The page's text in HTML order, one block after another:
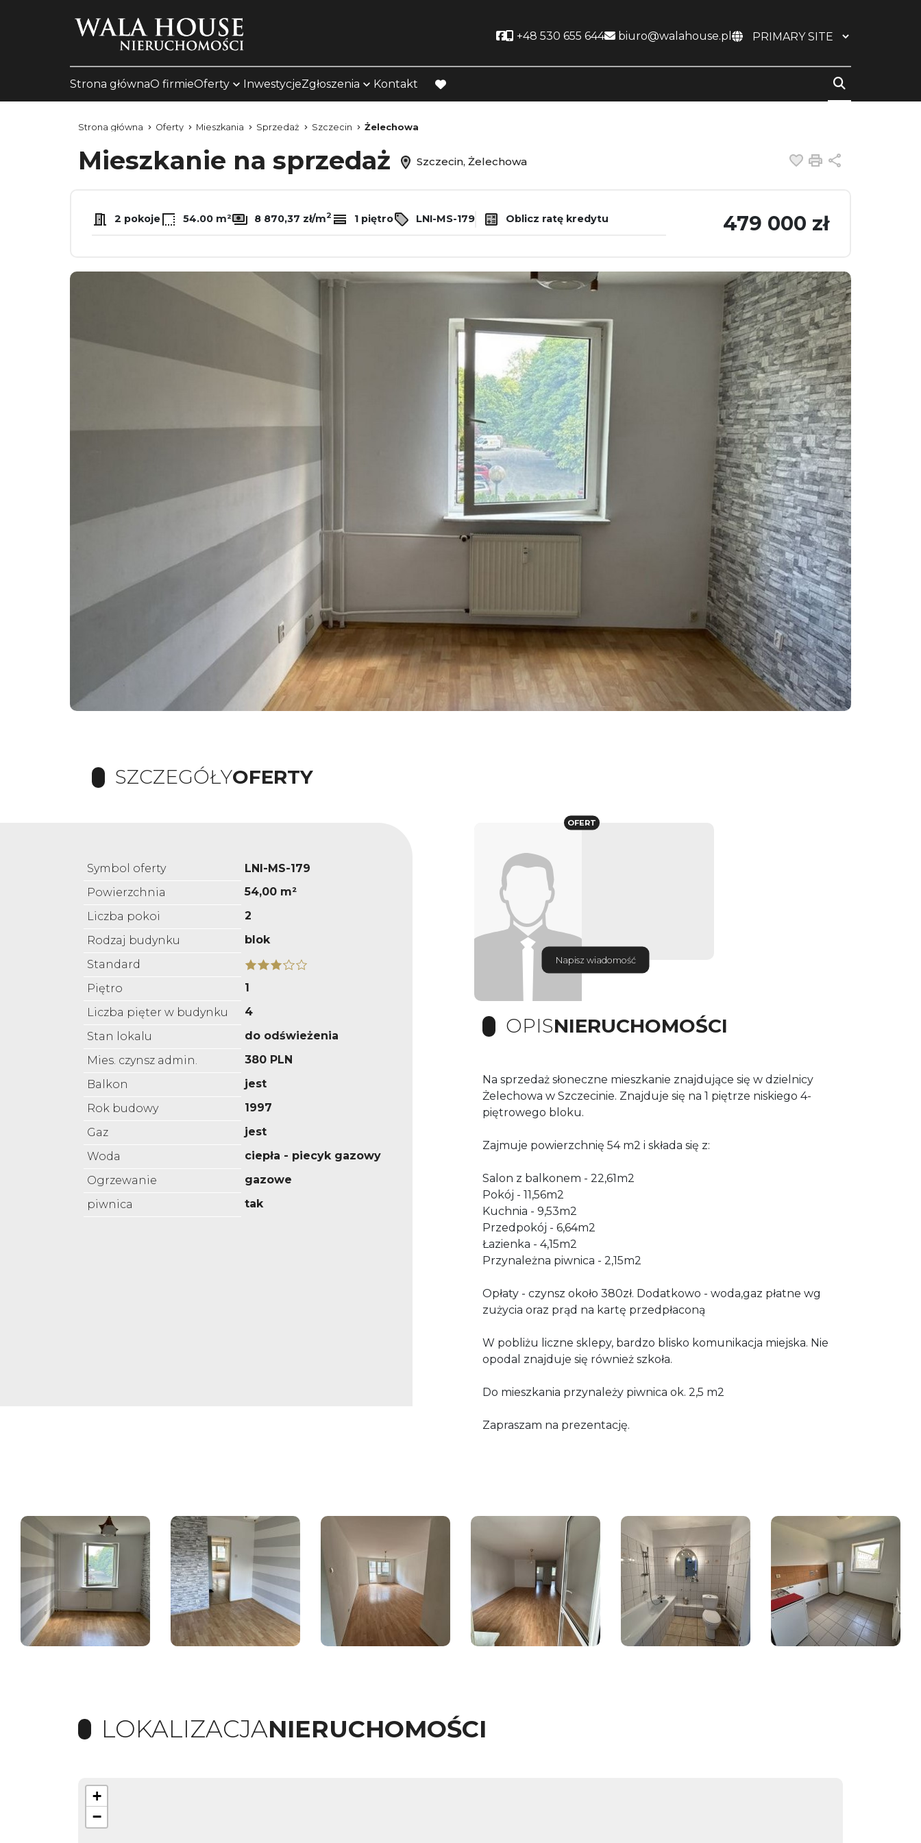
Social link
+48 530 655 644 biuro@walahouse.pl
Strona głównaO firmieOferty InwestycjeZgłoszenia Kontakt
favorite
Strona główna Oferty Mieszkania Sprzedaż Szczecin Żelechowa
Mieszkanie na sprzedaż Szczecin, Żelechowa Dodaj do
Drukuj
2 pokoje 54.00 m² 8 870,37 zł/m2 1 piętro LNI-MS-179 Oblicz ratę kredytu 479 000 zł
SZCZEGÓŁYOFERTY
Symbol oferty
LNI-MS-179
Powierzchnia
54,00 m²
Liczba pokoi
2
Rodzaj budynku
blok
Standard
Piętro
1
Liczba pięter w budynku
4
Stan lokalu
do odświeżenia
Mies. czynsz admin.
380 PLN
Balkon
jest
Rok budowy
1997
Gaz
jest
Woda
ciepła - piecyk gazowy
Ogrzewanie
gazowe
piwnica
tak
Napisz wiadomość
OFERT
OPISNIERUCHOMOŚCI
Na sprzedaż słoneczne mieszkanie znajdujące się w dzielnicy
Żelechowa w Szczecinie. Znajduje się na 1 piętrze niskiego 4-
piętrowego bloku.
Zajmuje powierzchnię 54 m2 i składa się z:
Salon z balkonem - 22,61m2
Pokój - 11,56m2
Kuchnia - 9,53m2
Przedpokój - 6,64m2
Łazienka - 4,15m2
Przynależna piwnica - 2,15m2
Opłaty - czynsz około 380zł. Dodatkowo - woda,gaz płatne wg
zużycia oraz prąd na kartę przedpłaconą
W pobliżu liczne sklepy, bardzo blisko komunikacja miejska. Nie
opodal znajduje się również szkoła.
Do mieszkania przynależy piwnica ok. 2,5 m2
Zapraszam na prezentację.
LOKALIZACJANIERUCHOMOŚCI
+
−